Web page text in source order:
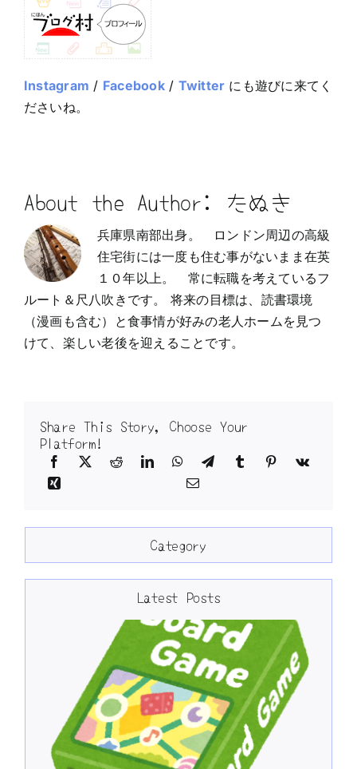
Instagram / Facebook/ Twitter にも遊びに来てく
ださいね。
About the Author: たぬき
兵庫県南部出身。 ロンドン周辺の高級
住宅街には一度も住む事がないまま在英
１０年以上。 常に転職を考えているフ
ルート＆尺八吹きです。 将来の目標は、読書環境
（漫画も含む）と食事情が好みの老人ホームを見つ
けて、楽しい老後を迎えることです。
Share This Story, Choose Your
Platform!
Category
Latest Posts